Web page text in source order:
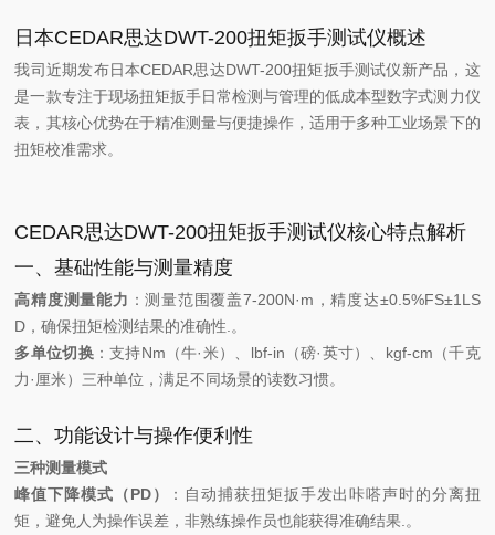
日本CEDAR思达DWT-200扭矩扳手测试仪概述
我司近期发布日本CEDAR思达DWT-200扭矩扳手测试仪新产品，这
是一款专注于现场扭矩扳手日常检测与管理的低成本型数字式测力仪
表，其核心优势在于精准测量与便捷操作，适用于多种工业场景下的
扭矩校准需求。
CEDAR思达DWT-200扭矩扳手测试仪核心特点解析
一、基础性能与测量精度
高精度测量能力 ：测量范围覆盖7-200N·m，精度达±0.5%FS±1LS
D，确保扭矩检测结果的准确性.。
多单位切换：支持Nm（牛·米）、lbf-in（磅·英寸）、kgf-cm（千克
力·厘米）三种单位，满足不同场景的读数习惯。
二、功能设计与操作便利性
三种测量模式
峰值下降模式（PD）
：自动捕获扭矩扳手发出咔嗒声时的分离扭
矩，避免人为操作误差，非熟练操作员也能获得准确结果.。